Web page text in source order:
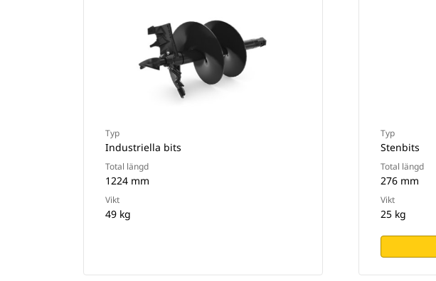
Typ
Industriella bits
Total längd
1224 mm
Vikt
49 kg
Typ
Stenbits
Total längd
276 mm
Vikt
25 kg